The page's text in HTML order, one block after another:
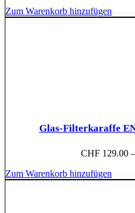
Zum Warenkorb hinzufügen
Glas-Filterkaraffe
CHF 129.00 –
Zum Warenkorb hinzufügen